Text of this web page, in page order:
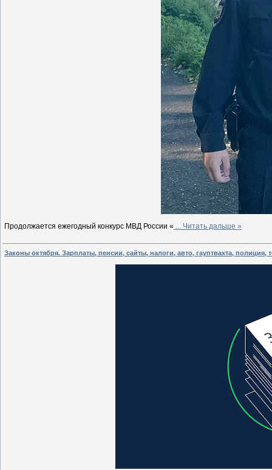
Продолжается ежегодный конкурс МВД России « Читать дальше »
Законы октября. Зарплаты, пенсии, сайты, налоги, авто, гауптвахта,